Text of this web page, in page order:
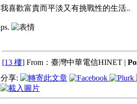
我喜歡富貴而平淡又有挑戰性的生活..
ps.
[13 樓] From：臺灣中華電信HINET |
分享: